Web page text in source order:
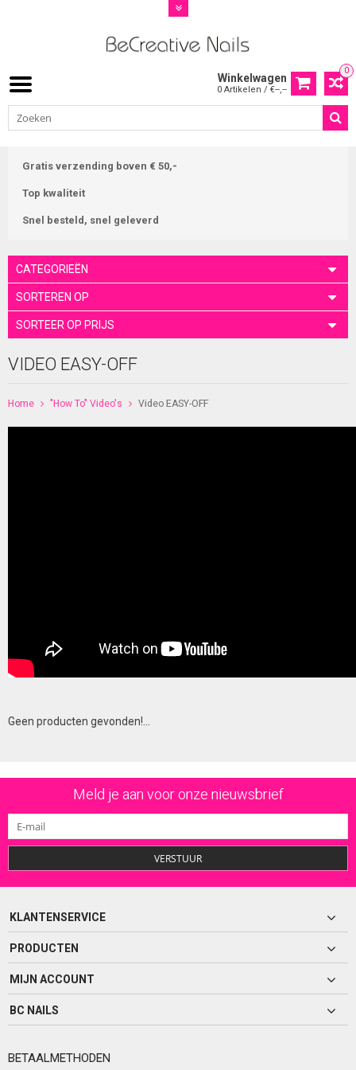
0
Winkelwagen
0 Artikelen / €--,--
Gratis verzending boven € 50,-
Top kwaliteit
Snel besteld, snel geleverd
CATEGORIEËN
SORTEREN OP
SORTEER OP PRIJS
VIDEO EASY-OFF
Home "How To" Video's Video EASY-OFF
Geen producten gevonden!...
Meld je aan voor onze nieuwsbrief
VERSTUUR
KLANTENSERVICE
PRODUCTEN
MIJN ACCOUNT
BC NAILS
BETAALMETHODEN